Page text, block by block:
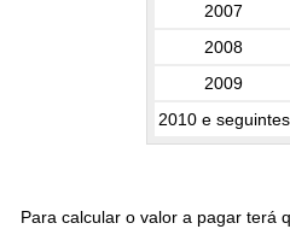
2007
2008
2009
2010 e seguintes
Para calcular o valor a pagar terá